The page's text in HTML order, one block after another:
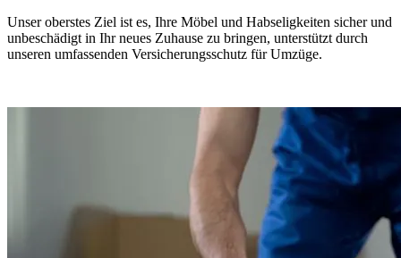
Unser oberstes Ziel ist es, Ihre Möbel und Habseligkeiten sicher und
unbeschädigt in Ihr neues Zuhause zu bringen, unterstützt durch
unseren umfassenden Versicherungsschutz für Umzüge.